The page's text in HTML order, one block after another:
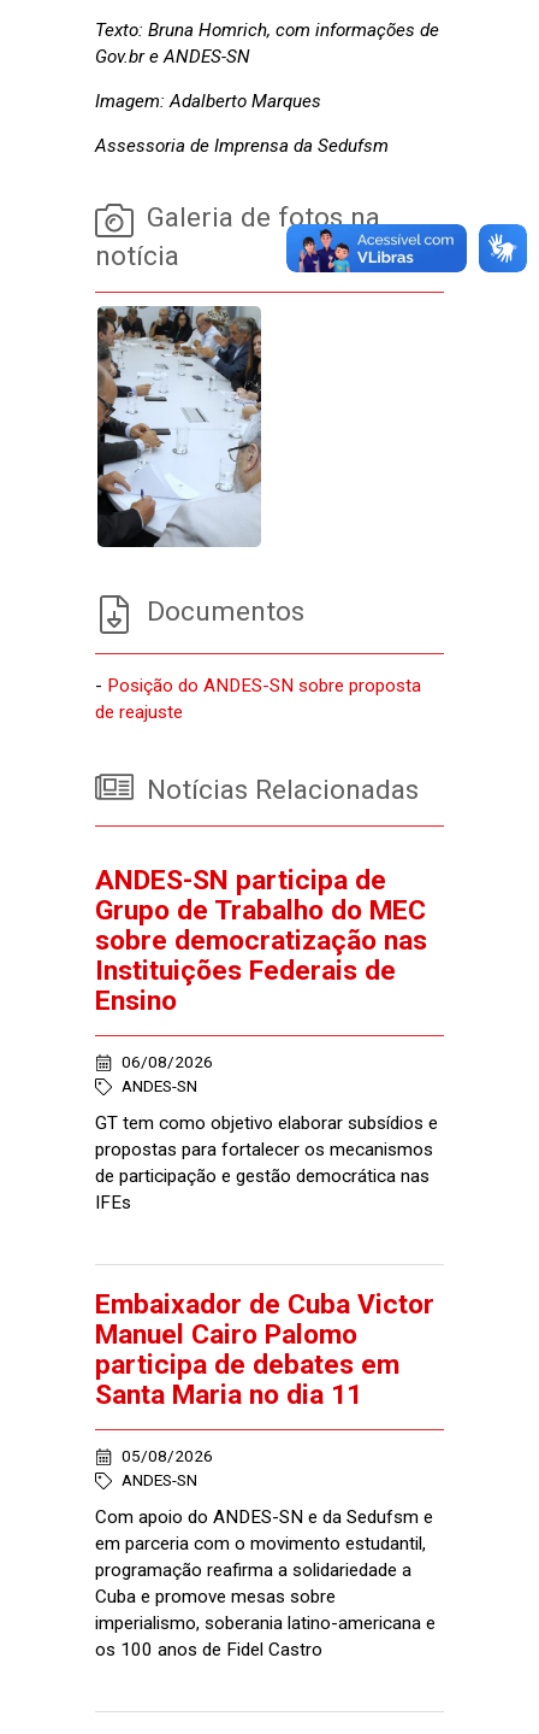
Texto: Bruna Homrich, com informações de
Gov.br e ANDES-SN
Imagem: Adalberto Marques
Assessoria de Imprensa da Sedufsm
Galeria de fotos na
notícia
Documentos
- Posição do ANDES-SN sobre proposta
de reajuste
Notícias Relacionadas
ANDES-SN participa de
Grupo de Trabalho do MEC
sobre democratização nas
Instituições Federais de
Ensino
06/08/2026
ANDES-SN
GT tem como objetivo elaborar subsídios e
propostas para fortalecer os mecanismos
de participação e gestão democrática nas
IFEs
Embaixador de Cuba Victor
Manuel Cairo Palomo
participa de debates em
Santa Maria no dia 11
05/08/2026
ANDES-SN
Com apoio do ANDES-SN e da Sedufsm e
em parceria com o movimento estudantil,
programação reafirma a solidariedade a
Cuba e promove mesas sobre
imperialismo, soberania latino-americana e
os 100 anos de Fidel Castro